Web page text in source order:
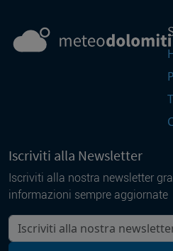
Iscriviti alla Newsletter
Iscriviti alla nostra newsletter
informazioni sempre aggiornate
La tua mail